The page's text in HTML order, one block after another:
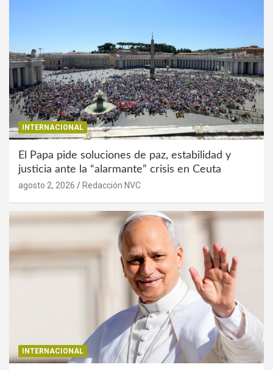
INTERNACIONAL
El Papa pide soluciones de paz, estabilidad y
justicia ante la “alarmante” crisis en Ceuta
agosto 2, 2026 Redacción NVC
INTERNACIONAL